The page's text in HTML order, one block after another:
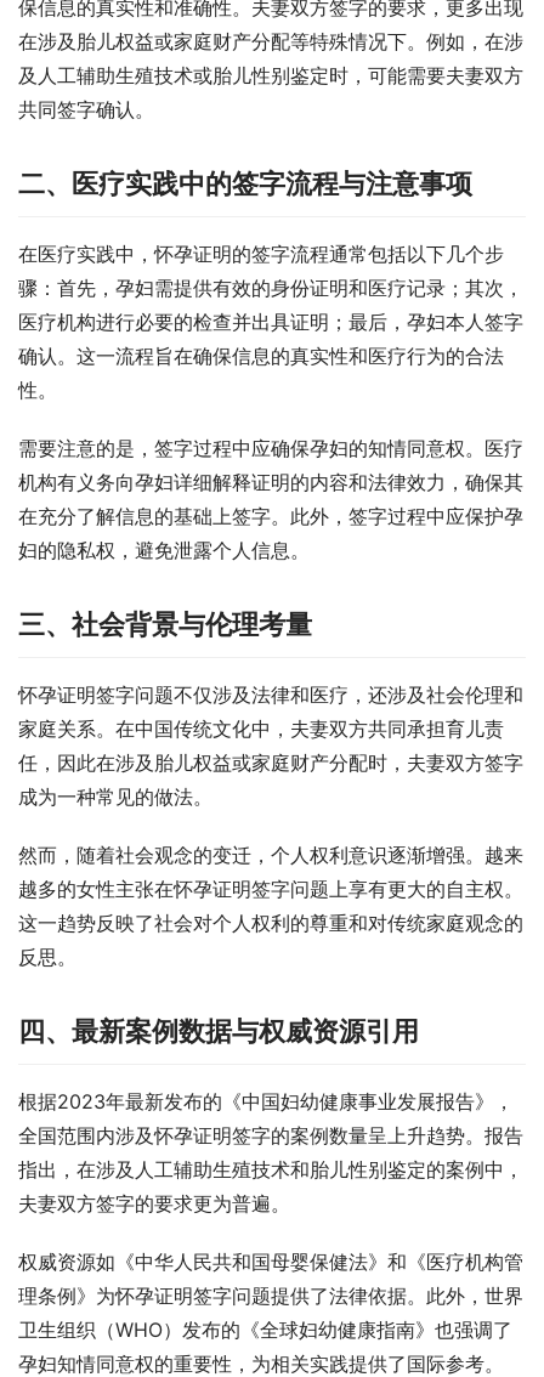
保信息的真实性和准确性。夫妻双方签字的要求，更多出现
在涉及胎儿权益或家庭财产分配等特殊情况下。例如，在涉
及人工辅助生殖技术或胎儿性别鉴定时，可能需要夫妻双方
共同签字确认。
二、医疗实践中的签字流程与注意事项
在医疗实践中，怀孕证明的签字流程通常包括以下几个步
骤：首先，孕妇需提供有效的身份证明和医疗记录；其次，
医疗机构进行必要的检查并出具证明；最后，孕妇本人签字
确认。这一流程旨在确保信息的真实性和医疗行为的合法
性。
需要注意的是，签字过程中应确保孕妇的知情同意权。医疗
机构有义务向孕妇详细解释证明的内容和法律效力，确保其
在充分了解信息的基础上签字。此外，签字过程中应保护孕
妇的隐私权，避免泄露个人信息。
三、社会背景与伦理考量
怀孕证明签字问题不仅涉及法律和医疗，还涉及社会伦理和
家庭关系。在中国传统文化中，夫妻双方共同承担育儿责
任，因此在涉及胎儿权益或家庭财产分配时，夫妻双方签字
成为一种常见的做法。
然而，随着社会观念的变迁，个人权利意识逐渐增强。越来
越多的女性主张在怀孕证明签字问题上享有更大的自主权。
这一趋势反映了社会对个人权利的尊重和对传统家庭观念的
反思。
四、最新案例数据与权威资源引用
根据2023年最新发布的《中国妇幼健康事业发展报告》，
全国范围内涉及怀孕证明签字的案例数量呈上升趋势。报告
指出，在涉及人工辅助生殖技术和胎儿性别鉴定的案例中，
夫妻双方签字的要求更为普遍。
权威资源如《中华人民共和国母婴保健法》和《医疗机构管
理条例》为怀孕证明签字问题提供了法律依据。此外，世界
卫生组织（WHO）发布的《全球妇幼健康指南》也强调了
孕妇知情同意权的重要性，为相关实践提供了国际参考。